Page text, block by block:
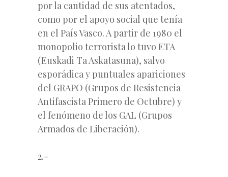
por la cantidad de sus atentados,
como por el apoyo social que tenía
en el País Vasco. A partir de 1980 el
monopolio terrorista lo tuvo ETA
(Euskadi Ta Askatasuna), salvo
esporádica y puntuales apariciones
del GRAPO (Grupos de Resistencia
Antifascista Primero de Octubre) y
el fenómeno de los GAL (Grupos
Armados de Liberación).
2.-